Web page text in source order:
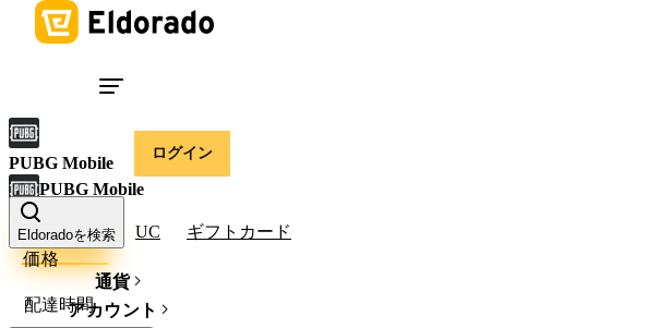
ログイン
Eldoradoを検索
通貨
アカウント
PUBG Mobile
PUBG Mobile
アカウント UC
ギフトカード
価格
配達時間